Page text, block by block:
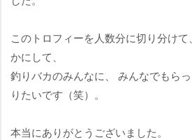
このトロフィーを人数分に切り分け
かにして、
釣りバカのみんなに、 みんなでもら
りたいです（笑）。
本当にありがとうございました。